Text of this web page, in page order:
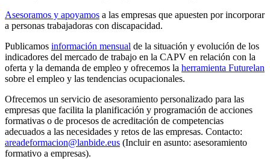
Asesoramos y apoyamos a las empresas que apuesten por incorporar
a personas trabajadoras con discapacidad.
Publicamos información mensual de la situación y evolución de los
indicadores del mercado de trabajo en la CAPV en relación con la
oferta y la demanda de empleo y ofrecemos la herramienta Futurelan
sobre el empleo y las tendencias ocupacionales.
Ofrecemos un servicio de asesoramiento personalizado para las
empresas que facilita la planificación y programación de acciones
formativas o de procesos de acreditación de competencias
adecuados a las necesidades y retos de las empresas. Contacto:
areadeformacion@lanbide.eus (Incluir en asunto: asesoramiento
formativo a empresas).